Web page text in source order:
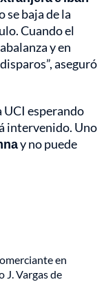
se baja de la
Cuando el
y en
aseguró
UCI esperando
intervenido. Uno
y no puede
en
J. Vargas de